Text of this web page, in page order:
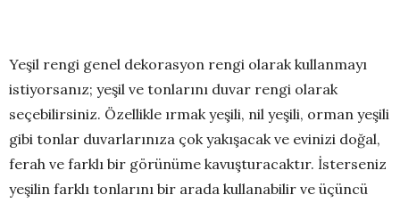
Yeşil rengi genel dekorasyon rengi olarak kullanmayı
istiyorsanız; yeşil ve tonlarını duvar rengi olarak
seçebilirsiniz. Özellikle ırmak yeşili, nil yeşili, orman yeşili
gibi tonlar duvarlarınıza çok yakışacak ve evinizi doğal,
ferah ve farklı bir görünüme kavuşturacaktır. İsterseniz
yeşilin farklı tonlarını bir arada kullanabilir ve üçüncü